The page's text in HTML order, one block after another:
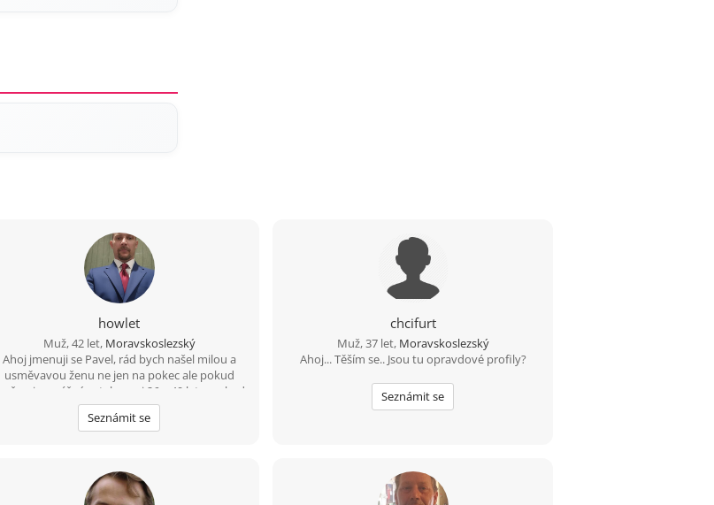
howlet
Muž, 42 let, Moravskoslezský
Ahoj jmenuji se Pavel, rád bych našel milou a
usměvavou ženu ne jen na pokec ale pokud
možno i na vážný vztah mezi 26 a 49 lety, pokud
budeš chtít ozvi se, budu moc rád
Seznámit se
chcifurt
Muž, 37 let, Moravskoslezský
Ahoj... Těším se.. Jsou tu opravdové profily?
Seznámit se